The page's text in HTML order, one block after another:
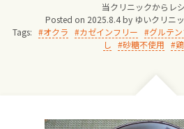
当クリニックからレ
Posted on 2025.8.4 by ゆいクリニ
Tags:
オクラ カゼインフリー グルテ
し
砂糖不使用
院長からのごあ